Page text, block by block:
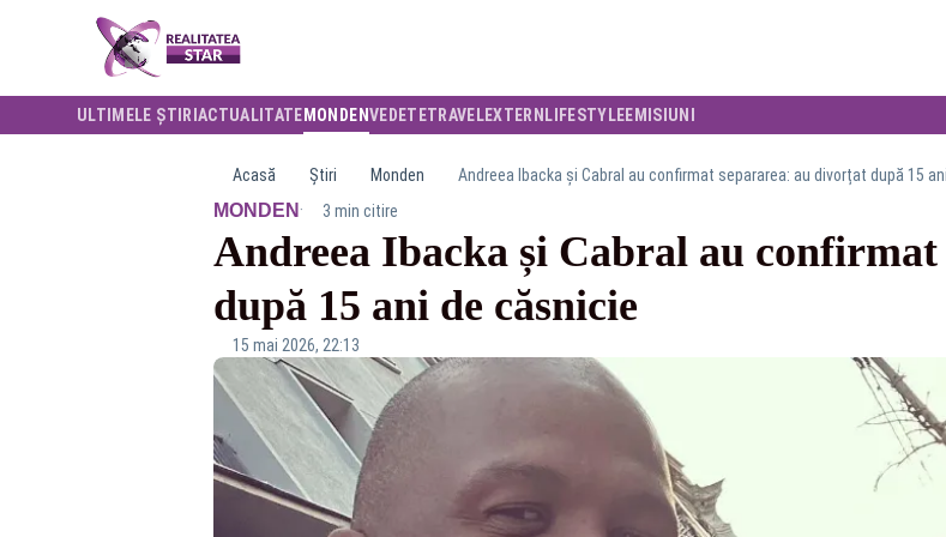
ULTIMELE ȘTIRI ACTUALITATE MONDENVEDETETRAVELEXTERN LIFESTYLEEMISIUNI
Acasă Știri Monden Andreea Ibacka și Cabral au confirmat separarea: au divorțat după 15
MONDEN · 3 min citire
Andreea Ibacka și Cabral au
după 15 ani de căsnicie
15 mai 2026, 22:13